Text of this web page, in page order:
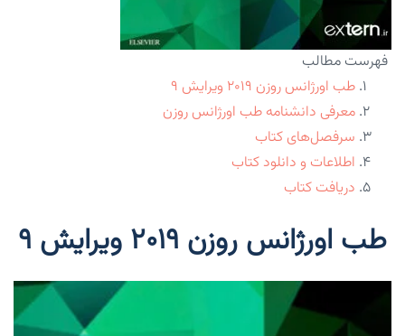
فهرست مطالب
طب اورژانس روزن ۲۰۱۹ ویرایش ۹
معرفی دانشنامه طب اورژانس روزن
سرفصل‌های کتاب
اطلاعات و دانلود کتاب
دریافت کتاب
طب اورژانس روزن ۲۰۱۹ ویرایش ۹